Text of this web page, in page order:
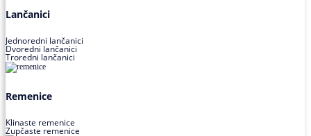
Lančanici
Jednoredni lančanici
Dvoredni lančanici
Troredni lančanici
Remenice
Klinaste remenice
Zupčaste remenice